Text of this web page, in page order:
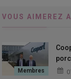
VOUS AIMEREZ